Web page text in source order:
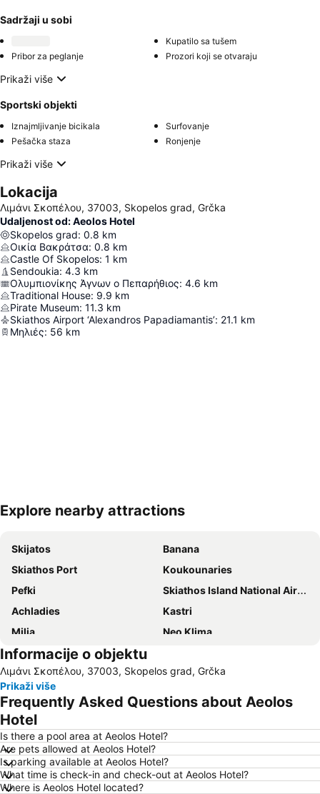
Sadržaji u sobi
Kupatilo sa tušem
Pribor za peglanje
Prozori koji se otvaraju
Prikaži više
Sportski objekti
Iznajmljivanje bicikala
Surfovanje
Pešačka staza
Ronjenje
Prikaži više
Lokacija
Λιμάνι Σκοπέλου, 37003, Skopelos grad, Grčka
Udaljenost od: Aeolos Hotel
Skopelos grad: 0.8 km
Οικία Βακράτσα: 0.8 km
Castle Of Skopelos: 1 km
Sendoukia: 4.3 km
Ολυμπιονίκης Άγνων ο Πεπαρήθιος: 4.6 km
Traditional House: 9.9 km
Pirate Museum: 11.3 km
Skiathos Airport ‘Alexandros Papadiamantis’: 21.1 km
Μηλιές: 56 km
Explore nearby attractions
Skijatos
Banana
Skiathos Port
Κoukounaries
Pefki
Skiathos Island National Airport
Achladies
Kastri
Μilia
Neo Klima
Kolios
Agia Eleni
Informacije o objektu
Λιμάνι Σκοπέλου, 37003, Skopelos grad, Grčka
Prikaži više
Frequently Asked Questions about Aeolos
Hotel
Is there a pool area at Aeolos Hotel?
Are pets allowed at Aeolos Hotel?
Is parking available at Aeolos Hotel?
What time is check-in and check-out at Aeolos Hotel?
Where is Aeolos Hotel located?